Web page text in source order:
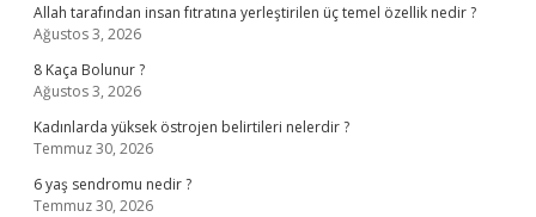
Allah tarafından insan fıtratına yerleştirilen üç temel özellik nedir ?
Ağustos 3, 2026
8 Kaça Bolunur ?
Ağustos 3, 2026
Kadınlarda yüksek östrojen belirtileri nelerdir ?
Temmuz 30, 2026
6 yaş sendromu nedir ?
Temmuz 30, 2026